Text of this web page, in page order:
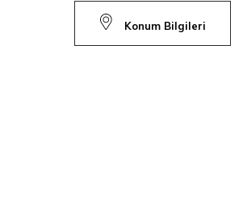
Konum Bilgileri